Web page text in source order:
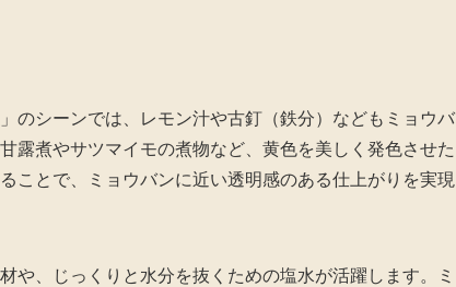
のシーンでは、レモン汁や古釘（鉄分）などもミョウバ
露煮やサツマイモの煮物など、黄色を美しく発色させた
ことで、ミョウバンに近い透明感のある仕上がりを実現
や、じっくりと水分を抜くための塩水が活躍します。ミ